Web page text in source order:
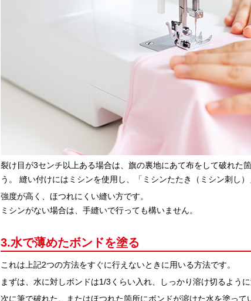
裂け目が3センチ以上ある場合は、旗の裏地にあて布をして破れた
う。 縫い付けにはミシンを使用し、「ミシンたたき（ミシン刺し）
強度が高く、ほつれにくい縫い方です。
ミシンがない場合は、手縫いで行っても構いません。
3.水で薄めたボンドを塗る
これは上記2つの方法をすぐに行えないときに用いる方法です。
まずは、水に対しボンドは1/3くらい入れ、しっかり溶け切るように
次に筆で破れた、またはほつれた箇所にボンドが溶けた水を塗って